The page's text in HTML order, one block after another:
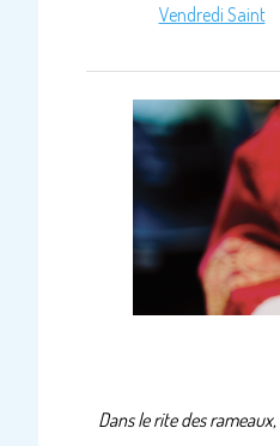
Vendredi Saint
Dans le rite des rameaux,